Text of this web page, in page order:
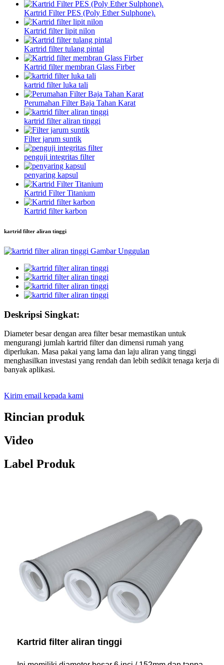
Kartrid Filter PES (Poly Ether Sulphone).
Kartrid filter lipit nilon
Kartrid filter tulang pintal
Kartrid filter membran Glass Firber
kartrid filter luka tali
Perumahan Filter Baja Tahan Karat
kartrid filter aliran tinggi
Filter jarum suntik
penguji integritas filter
penyaring kapsul
Kartrid Filter Titanium
Kartrid filter karbon
kartrid filter aliran tinggi
Deskripsi Singkat:
Diameter besar dengan area filter besar memastikan untuk
mengurangi jumlah kartrid filter dan dimensi rumah yang
diperlukan. Masa pakai yang lama dan laju aliran yang tinggi
menghasilkan investasi yang rendah dan lebih sedikit tenaga kerja di
banyak aplikasi.
Kirim email kepada kami
Rincian produk
Video
Label Produk
Kartrid filter aliran tinggi